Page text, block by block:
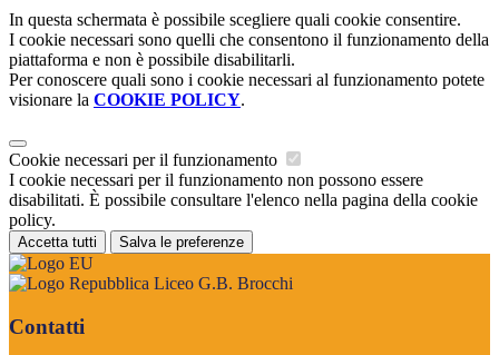
In questa schermata è possibile scegliere quali cookie consentire.
I cookie necessari sono quelli che consentono il funzionamento della
piattaforma e non è possibile disabilitarli.
Per conoscere quali sono i cookie necessari al funzionamento potete
visionare la COOKIE POLICY.
Cookie necessari per il funzionamento
I cookie necessari per il funzionamento non possono essere
disabilitati. È possibile consultare l'elenco nella pagina della cookie
policy.
Accetta tutti Salva le preferenze
Liceo G.B. Brocchi
Contatti